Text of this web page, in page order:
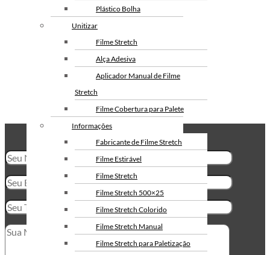
Personalizado
Personalizado
Envelope de Segurança para
Plástico Bolha
Unitizar
Filme Stretch
Alça Adesiva
Aplicador Manual de Filme
Stretch
Filme Cobertura para Palete
Informações
Fabricante de Filme Stretch
Filme Estirável
Filme Stretch
Filme Stretch 500×25
Filme Stretch Colorido
Filme Stretch Manual
Filme Stretch para Paletização
Filme Stretch 10cm
Entre Em Contato!